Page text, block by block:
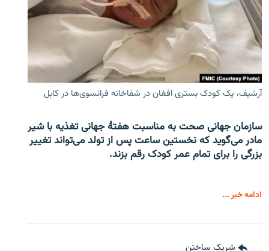
آرشیف، یک کودک بستری افغان در شفاخانه فرانسوی‌ها در کابل
سازمان جهانی صحت به مناسبت هفتهٔ جهانی تغذیه با شیر
مادر می‌گوید که نخستین ساعت پس از تولد می‌تواند تغییر
بزرگی را برای تمام عمر کودک رقم بزند.
ادامه خبر ...
شریک ساختن